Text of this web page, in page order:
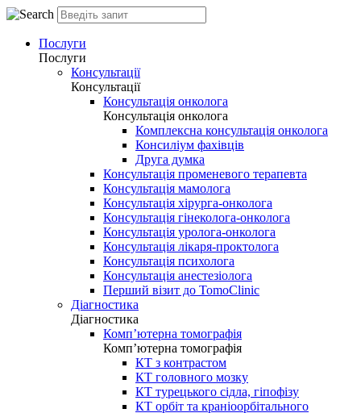
Послуги
Послуги
Консультації
Консультації
Консультація онколога
Консультація онколога
Комплексна консультація онколога
Консиліум фахівців
Друга думка
Консультація променевого терапевта
Консультація мамолога
Консультація хірурга-онколога
Консультація гінеколога-онколога
Консультація уролога-онколога
Консультація лікаря-проктолога
Консультація психолога
Консультація анестезіолога
Перший візит до TomoClinic
Діагностика
Діагностика
Комп’ютерна томографія
Комп’ютерна томографія
КТ з контрастом
КТ головного мозку
КТ турецького сідла, гіпофізу
КТ орбіт та краніоорбітального